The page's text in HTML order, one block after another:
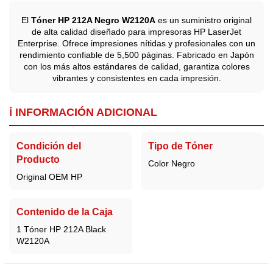
El Tóner HP 212A Negro W2120A es un suministro original
de alta calidad diseñado para impresoras HP LaserJet
Enterprise. Ofrece impresiones nítidas y profesionales con un
rendimiento confiable de 5,500 páginas. Fabricado en Japón
con los más altos estándares de calidad, garantiza colores
vibrantes y consistentes en cada impresión.
ℹ️ INFORMACIÓN ADICIONAL
Condición del
Producto
Original OEM HP
Tipo de Tóner
Color Negro
Contenido de la Caja
1 Tóner HP 212A Black
W2120A